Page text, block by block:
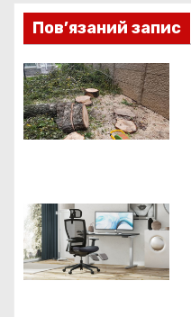
ц
і
я
з
п
и
с
Пов’язаний запис